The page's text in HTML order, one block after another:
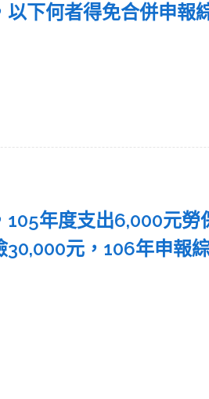
以下何者得免合併申報
105年度支出6,000元勞
元，106年申報